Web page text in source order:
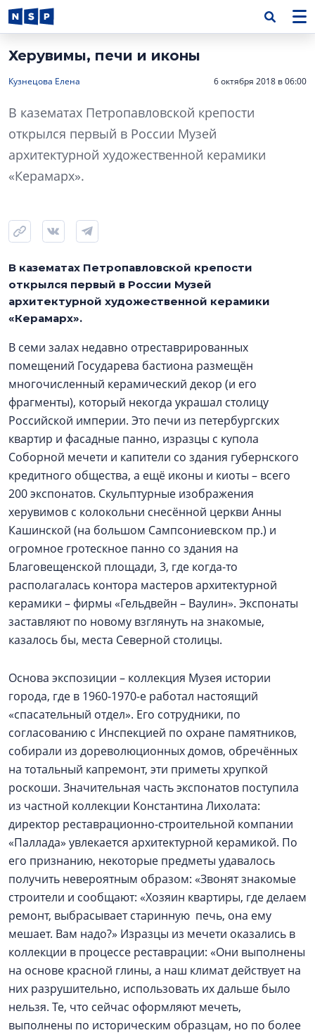
Херувимы, печи и иконы
Кузнецова Елена 6 октября 2018 в 06:00
В казематах Петропавловской крепости
открылся первый в России Музей
архитектурной художественной керамики
«Керамарх».
В казематах Петропавловской крепости
открылся первый в России Музей
архитектурной художественной керамики
«Керамарх».
В семи залах недавно отреставрированных
помещений Государева бастиона размещён
многочисленный керамический декор (и его
фрагменты), который некогда украшал столицу
Российской империи. Это печи из петербургских
квартир и фасадные панно, изразцы с купола
Соборной мечети и капители со здания губернского
кредитного общества, а ещё иконы и киоты – всего
200 экспонатов. Скульптурные изображения
херувимов с колокольни снесённой церкви Анны
Кашинской (на большом Сампсониевском пр.) и
огромное гротескное панно со здания на
Благовещенской площади, 3, где когда-то
располагалась контора мастеров архитектурной
керамики – фирмы «Гельдвейн – Ваулин». Экспонаты
заставляют по новому взглянуть на знакомые,
казалось бы, места Северной столицы.
Основа экспозиции – коллекция Музея истории
города, где в 1960-1970-е работал настоящий
«спасательный отдел». Его сотрудники, по
согласованию с Инспекцией по охране памятников,
собирали из дореволюционных домов, обречённых
на тотальный капремонт, эти приметы хрупкой
роскоши. Значительная часть экспонатов поступила
из частной коллекции Константина Лихолата:
директор реставрационно-строительной компании
«Паллада» увлекается архитектурной керамикой. По
его признанию, некоторые предметы удавалось
получить невероятным образом: «Звонят знакомые
строители и сообщают: «Хозяин квартиры, где делаем
ремонт, выбрасывает старинную печь, она ему
мешает. Вам надо?» Изразцы из мечети оказались в
коллекции в процессе реставрации: «Они выполнены
на основе красной глины, а наш климат действует на
них разрушительно, использовать их дальше было
нельзя. Те, что сейчас оформляют мечеть,
выполнены по историческим образцам, но по более